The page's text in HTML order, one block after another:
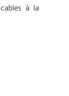
à la